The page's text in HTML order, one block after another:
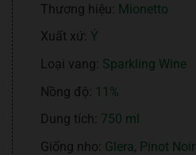
Thương hiệu: Mionetto
Xuất xứ: Ý
Loại vang: Sparkling Wine
Nồng độ: 11%
Dung tích: 750 ml
Giống nho: Glera, Pinot Noir